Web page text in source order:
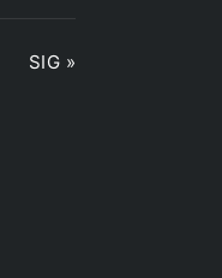
SIG »